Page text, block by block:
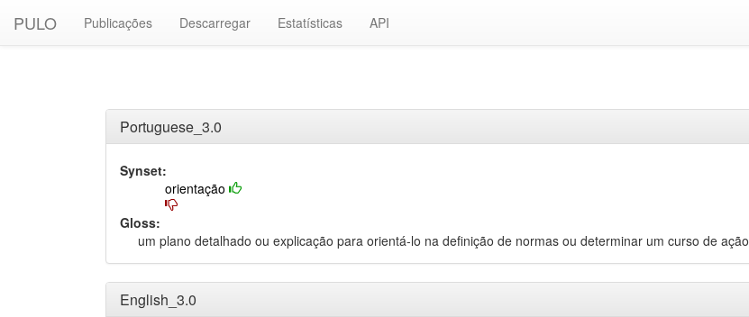
PULO Publicações Descarregar Estatísticas API
Portuguese_3.0
Synset:
orientação
Gloss:
um plano detalhado ou explicação para orientá-lo na definição de normas ou determinar um curso de ação
English_3.0